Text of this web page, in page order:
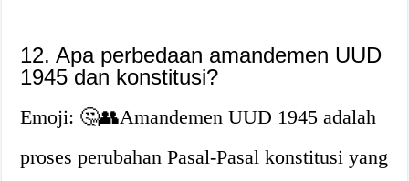
12. Apa perbedaan amandemen UUD
1945 dan konstitusi?
Emoji: 🤔👥Amandemen UUD 1945 adalah
proses perubahan Pasal-Pasal konstitusi yang